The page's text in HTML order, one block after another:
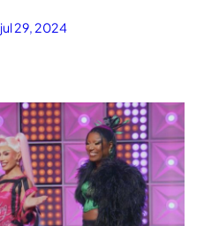
jul 29, 2024